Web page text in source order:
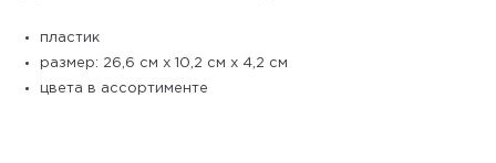
пластик
размер: 26,6 см x 10,2 см x 4,2 см
цвета в ассортименте